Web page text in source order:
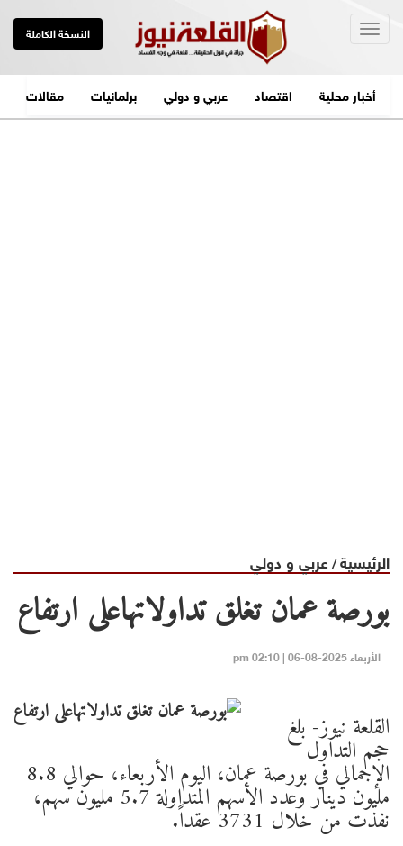
النسخة الكاملة
أخبار محلية اقتصاد عربي و دولي برلمانيات مقالات
الرئيسية/ عربي و دولي
بورصة عمان تغلق تداولاتهاعلى ارتفاع
الأربعاء 2025-08-06 | 02:10 pm
القلعة نيوز- بلغ
حجم التداول
الإجمالي في بورصة عمان، اليوم الأربعاء، حوالي 8.8
مليون دينار وعدد الأسهم المتداولة 5.7 مليون سهم،
نفذت من خلال 3731 عقداً.